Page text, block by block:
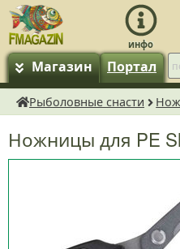
Магазин Портал
fMagazin.ru
Рыболовные снасти
Ножницы для PE